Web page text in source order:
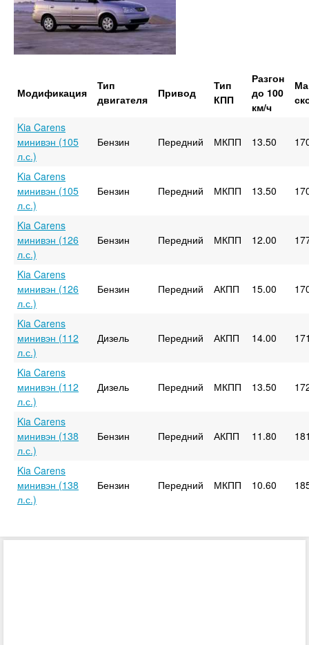
Модификация
Тип
двигателя
Привод
Тип
КПП
Разгон
до 100
км/ч
Kia Carens
минивэн (105
л.с.)
Бензин Передний МКПП 13.50
Kia Carens
минивэн (105
л.с.)
Бензин Передний МКПП 13.50
Kia Carens
минивэн (126
л.с.)
Бензин Передний МКПП 12.00
Kia Carens
минивэн (126
л.с.)
Бензин Передний АКПП 15.00
Kia Carens
минивэн (112
л.с.)
Дизель Передний АКПП 14.00
Kia Carens
минивэн (112
л.с.)
Дизель Передний МКПП 13.50
Kia Carens
минивэн (138
л.с.)
Бензин Передний АКПП 11.80
Kia Carens
минивэн (138
л.с.)
Бензин Передний МКПП 10.60